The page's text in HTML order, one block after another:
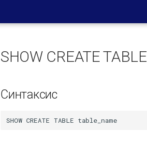
SHOW CREATE TABLE
Синтаксис